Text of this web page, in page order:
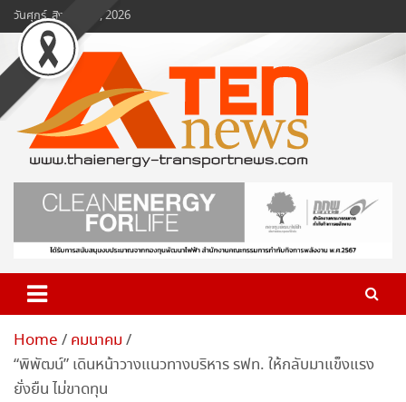
Skip
to
content
วันศุกร์, สิงหาคม 7, 2026
www.ten-news.com
ข่าวพลังงานและคมนาคม
Home
คมนาคม
“พิพัฒน์” เดินหน้าวางแนวทางบริหาร รฟท. ให้กลับมาแข็งแรง
ยั่งยืน ไม่ขาดทุน